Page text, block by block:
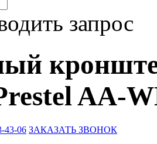
запрос
AA-
43-06 ЗАКАЗАТЬ ЗВОНОК